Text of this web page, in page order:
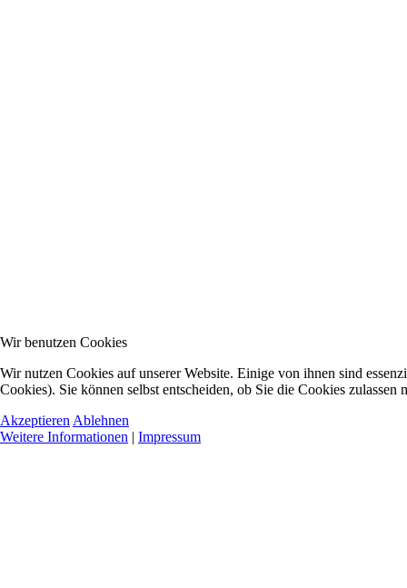
Wir benutzen Cookies
Wir nutzen Cookies auf unserer Website. Einige von ihnen sind
Cookies). Sie können selbst entscheiden, ob Sie die Cookies
Akzeptieren Ablehnen
Weitere Informationen | Impressum